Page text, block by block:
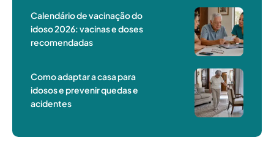
Calendário de vacinação do
idoso 2026: vacinas e doses
recomendadas
Como adaptar a casa para
idosos e prevenir quedas e
acidentes